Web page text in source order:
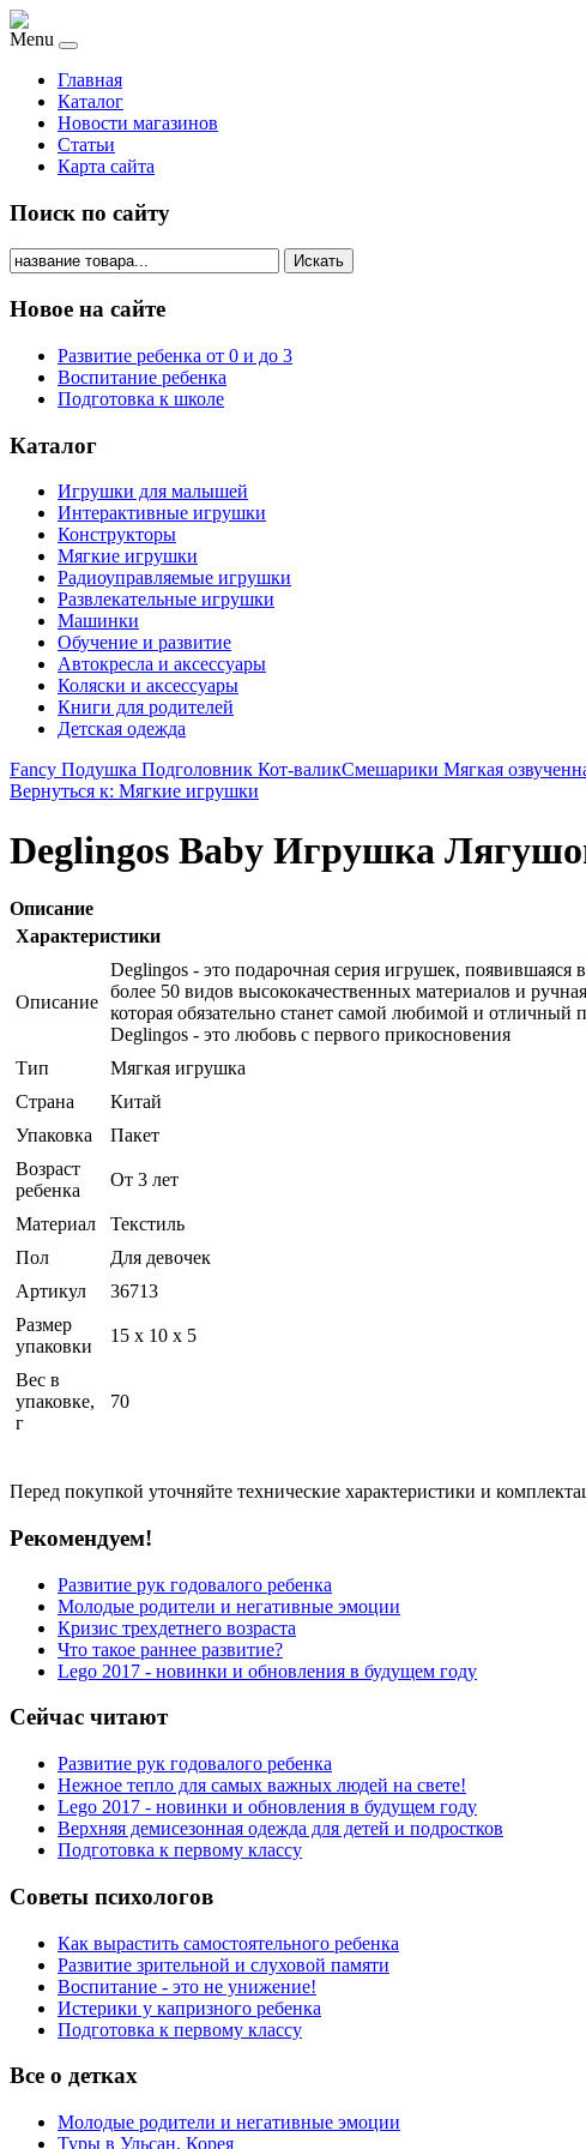
Menu
Главная
Каталог
Новости магазинов
Статьи
Карта сайта
Поиск по сайту
Искать
Новое на сайте
Развитие ребенка от 0 и до 3
Воспитание ребенка
Подготовка к школе
Каталог
Игрушки для малышей
Интерактивные игрушки
Конструкторы
Мягкие игрушки
Радиоуправляемые игрушки
Развлекательные игрушки
Машинки
Обучение и развитие
Автокресла и аксессуары
Коляски и аксессуары
Книги для родителей
Детская одежда
Fancy Подушка Подголовник Кот-валикСмешарики Мягкая
Вернуться к: Мягкие игрушки
Deglingos Baby Игрушка
Описание
Характеристики
Описание
Deglingos - это подарочная серия игрушек,
более 50 видов высококачественных материалов и
которая обязательно станет самой любимой и
Deglingos - это любовь с первого прикосновения
Тип
Мягкая игрушка
Страна
Китай
Упаковка
Пакет
Возраст
ребенка
От 3 лет
Материал
Текстиль
Пол
Для девочек
Артикул
36713
Размер
упаковки
15 x 10 x 5
Вес в
упаковке,
г
70
Перед покупкой уточняйте технические характеристики и
Рекомендуем!
Развитие рук годовалого ребенка
Молодые родители и негативные эмоции
Кризис трехдетнего возраста
Что такое раннее развитие?
Lego 2017 - новинки и обновления в будущем году
Сейчас читают
Развитие рук годовалого ребенка
Нежное тепло для самых важных людей на свете!
Lego 2017 - новинки и обновления в будущем году
Верхняя демисезонная одежда для детей и подростков
Подготовка к первому классу
Советы психологов
Как вырастить самостоятельного ребенка
Развитие зрительной и слуховой памяти
Воспитание - это не унижение!
Истерики у капризного ребенка
Подготовка к первому классу
Все о детках
Молодые родители и негативные эмоции
Туры в Ульсан, Корея